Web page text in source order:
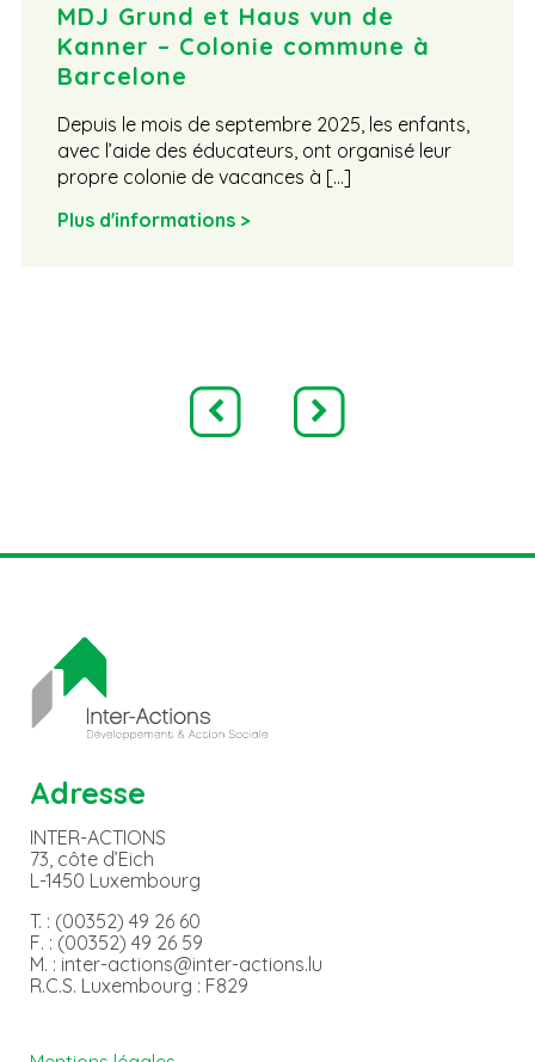
MDJ Grund et Haus vun de
Kanner – Colonie commune à
Barcelone
Depuis le mois de septembre 2025, les enfants,
avec l’aide des éducateurs, ont organisé leur
propre colonie de vacances à […]
Plus d'informations >
Adresse
INTER-ACTIONS
73, côte d’Eich
L-1450 Luxembourg
T. : (00352) 49 26 60
F. : (00352) 49 26 59
M. : inter-actions@inter-actions.lu
R.C.S. Luxembourg : F829